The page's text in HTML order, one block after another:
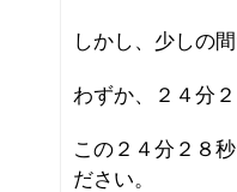
しかし、少しの
わずか、２４分
この２４分２８
ださい。